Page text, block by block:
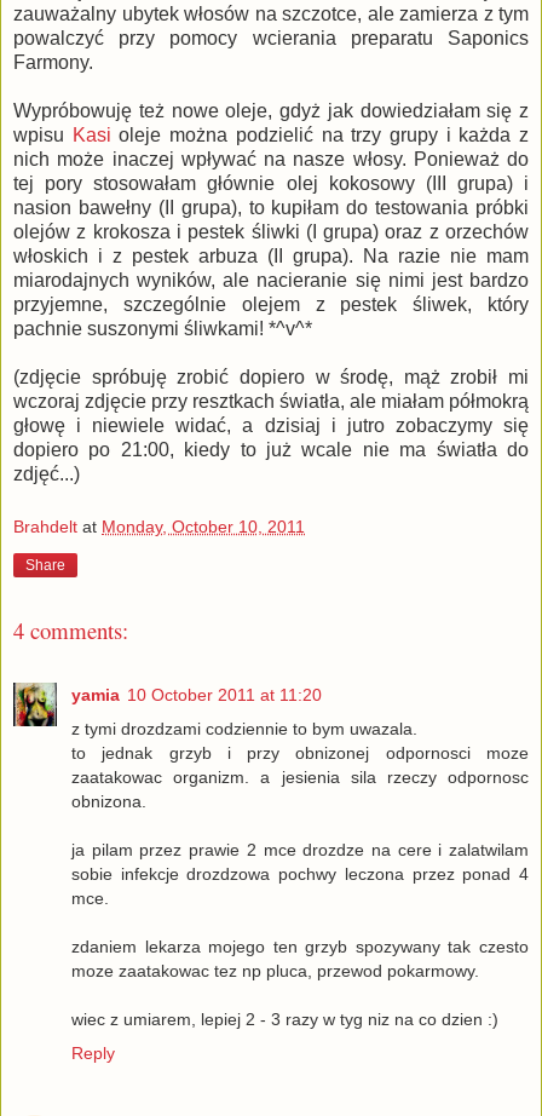
zauważalny ubytek włosów na szczotce, ale zamierza z tym
powalczyć przy pomocy wcierania preparatu Saponics
Farmony.
Wypróbowuję też nowe oleje, gdyż jak dowiedziałam się z
wpisu Kasi oleje można podzielić na trzy grupy i każda z
nich może inaczej wpływać na nasze włosy. Ponieważ do
tej pory stosowałam głównie olej kokosowy (III grupa) i
nasion bawełny (II grupa), to kupiłam do testowania próbki
olejów z krokosza i pestek śliwki (I grupa) oraz z orzechów
włoskich i z pestek arbuza (II grupa). Na razie nie mam
miarodajnych wyników, ale nacieranie się nimi jest bardzo
przyjemne, szczególnie olejem z pestek śliwek, który
pachnie suszonymi śliwkami! *^v^*
(zdjęcie spróbuję zrobić dopiero w środę, mąż zrobił mi
wczoraj zdjęcie przy resztkach światła, ale miałam półmokrą
głowę i niewiele widać, a dzisiaj i jutro zobaczymy się
dopiero po 21:00, kiedy to już wcale nie ma światła do
zdjęć...)
Brahdelt at Monday, October 10, 2011
Share
4 comments:
yamia 10 October 2011 at 11:20
z tymi drozdzami codziennie to bym uwazala.
to jednak grzyb i przy obnizonej odpornosci moze
zaatakowac organizm. a jesienia sila rzeczy odpornosc
obnizona.
ja pilam przez prawie 2 mce drozdze na cere i zalatwilam
sobie infekcje drozdzowa pochwy leczona przez ponad 4
mce.
zdaniem lekarza mojego ten grzyb spozywany tak czesto
moze zaatakowac tez np pluca, przewod pokarmowy.
wiec z umiarem, lepiej 2 - 3 razy w tyg niz na co dzien :)
Reply